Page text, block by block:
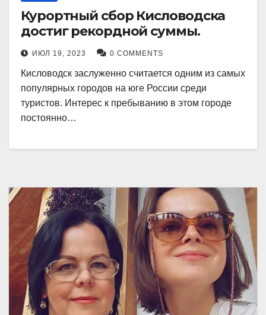
Курортный сбор Кисловодска
достиг рекордной суммы.
ИЮЛ 19, 2023 0 COMMENTS
Кисловодск заслуженно считается одним из самых
популярных городов на юге России среди
туристов. Интерес к пребыванию в этом городе
постоянно…